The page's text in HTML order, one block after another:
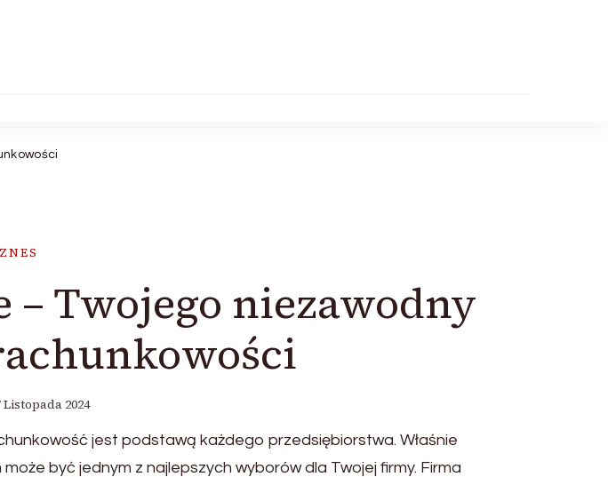
Twojego niezawodny
Listopada 2024
jest podstawą każdego przedsiębiorstwa. Właśnie
być jednym z najlepszych wyborów dla Twojej firmy. Firma